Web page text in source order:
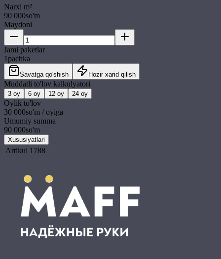
Narxi m²
90 000so'm
Maydoni
Jami paketlar
1pachka
Savatga qo'shish Hozir xarid qilish
Muddatli to'lov kalkulyatori
3 oy 6 oy 12 oy 24 oy
Oylik to'lov
30 000so'm / oyiga
Umumiy summa
90 000so'm
Xususiyatlari
Artikul 1788